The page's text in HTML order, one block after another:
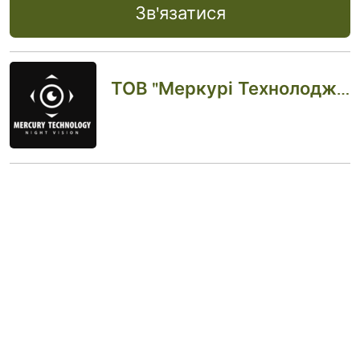
Зв'язатися
ТОВ "Меркурі Технолоджи"